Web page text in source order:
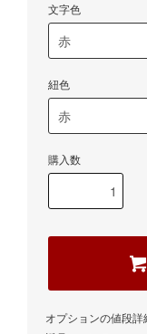
文字色
紐色
購入数
オプションの値段詳